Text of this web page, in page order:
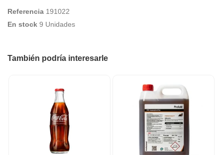
Referencia 191022
En stock 9 Unidades
También podría interesarle